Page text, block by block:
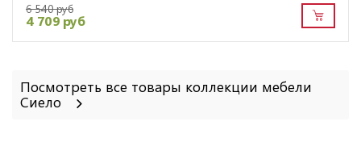
6 540 руб
4 709 руб
Посмотреть все товары коллекции мебели
Сиело